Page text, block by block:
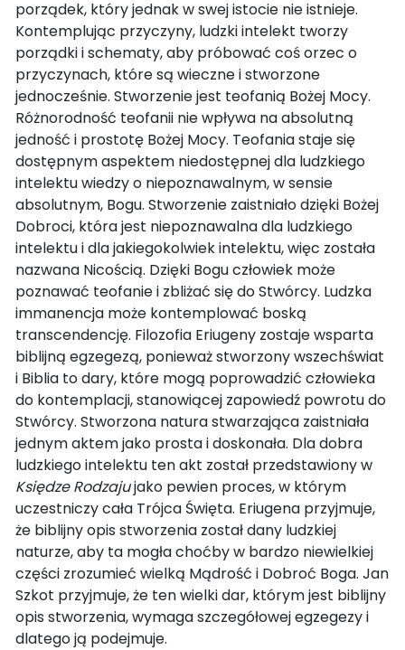
porządek, który jednak w swej istocie nie istnieje.
Kontemplując przyczyny, ludzki intelekt tworzy
porządki i schematy, aby próbować coś orzec o
przyczynach, które są wieczne i stworzone
jednocześnie. Stworzenie jest teofanią Bożej Mocy.
Różnorodność teofanii nie wpływa na absolutną
jedność i prostotę Bożej Mocy. Teofania staje się
dostępnym aspektem niedostępnej dla ludzkiego
intelektu wiedzy o niepoznawalnym, w sensie
absolutnym, Bogu. Stworzenie zaistniało dzięki Bożej
Dobroci, która jest niepoznawalna dla ludzkiego
intelektu i dla jakiegokolwiek intelektu, więc została
nazwana Nicością. Dzięki Bogu człowiek może
poznawać teofanie i zbliżać się do Stwórcy. Ludzka
immanencja może kontemplować boską
transcendencję. Filozofia Eriugeny zostaje wsparta
biblijną egzegezą, ponieważ stworzony wszechświat
i Biblia to dary, które mogą poprowadzić człowieka
do kontemplacji, stanowiącej zapowiedź powrotu do
Stwórcy. Stworzona natura stwarzająca zaistniała
jednym aktem jako prosta i doskonała. Dla dobra
ludzkiego intelektu ten akt został przedstawiony w
Księdze Rodzajujako pewien proces, w którym
uczestniczy cała Trójca Święta. Eriugena przyjmuje,
że biblijny opis stworzenia został dany ludzkiej
naturze, aby ta mogła choćby w bardzo niewielkiej
części zrozumieć wielką Mądrość i Dobroć Boga. Jan
Szkot przyjmuje, że ten wielki dar, którym jest biblijny
opis stworzenia, wymaga szczegółowej egzegezy i
dlatego ją podejmuje.